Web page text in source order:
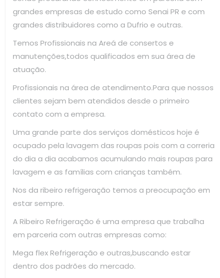
grandes empresas de estudo como Senai PR e com
grandes distribuidores como a Dufrio e outras.
Temos Profissionais na Areá de consertos e
manutenções,todos qualificados em sua área de
atuação.
Profissionais na área de atendimento.Para que nossos
clientes sejam bem atendidos desde o primeiro
contato com a empresa.
Uma grande parte dos serviços domésticos hoje é
ocupado pela lavagem das roupas pois com a correria
do dia a dia acabamos acumulando mais roupas para
lavagem e as famílias com crianças também.
Nos da ribeiro refrigeração temos a preocupação em
estar sempre.
A Ribeiro Refrigeração é uma empresa que trabalha
em parceria com outras empresas como:
Mega flex Refrigeração e outras,buscando estar
dentro dos padrões do mercado.